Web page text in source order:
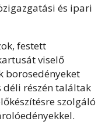
és ipari
festett
viselő
borosedényeket
déli részén találtak
szolgáló